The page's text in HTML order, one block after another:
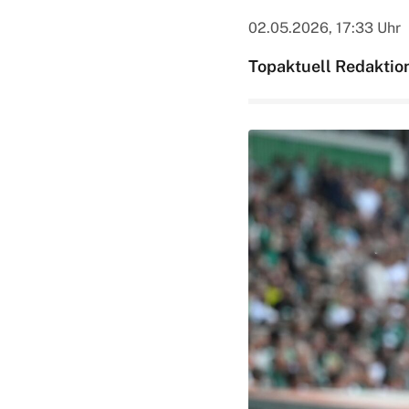
02.05.2026, 17:33 Uhr
Topaktuell